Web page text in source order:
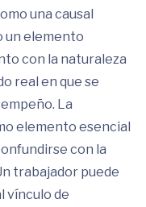
una causal
un elemento
con la naturaleza
real en que se
La
elemento esencial
con la
trabajador puede
vínculo de